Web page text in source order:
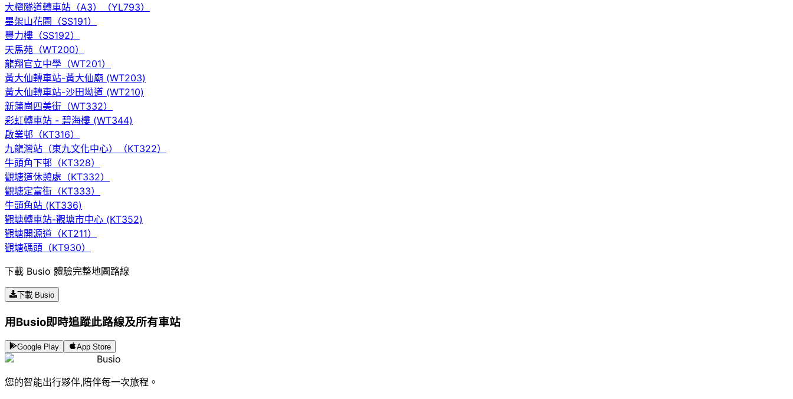
大欖隧道轉車站（A3）（YL793）
畢架山花園（SS191）
豐力樓（SS192）
天馬苑（WT200）
龍翔官立中學（WT201）
黃大仙轉車站-黃大仙廟 (WT203)
黃大仙轉車站-沙田坳道 (WT210)
新蒲崗四美街（WT332）
彩虹轉車站 - 碧海樓 (WT344)
啟業邨（KT316）
九龍灣站（東九文化中心）（KT322）
牛頭角下邨（KT328）
觀塘道休憩處（KT332）
觀塘定富街（KT333）
牛頭角站 (KT336)
觀塘轉車站-觀塘市中心 (KT352)
觀塘開源道（KT211）
觀塘碼頭（KT930）
下載 Busio 體驗完整地圖路線
下載 Busio
用Busio即時追蹤此路線及所有車站
Google Play App Store
Busio
您的智能出行夥伴,陪伴每一次旅程。